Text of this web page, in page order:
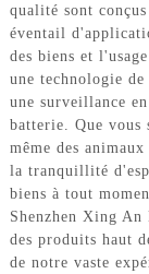
qualité sont
éventail
des biens et
une technologie
une surveillance
batterie. Que vous
même des
la tranquillité
biens à tout
Shenzhen Xing
des produits haut
de notre vaste